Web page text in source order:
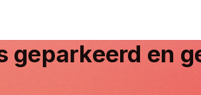
geparkeerd en